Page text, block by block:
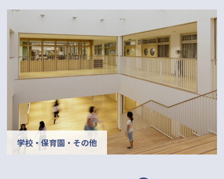
学校・保育園・その他